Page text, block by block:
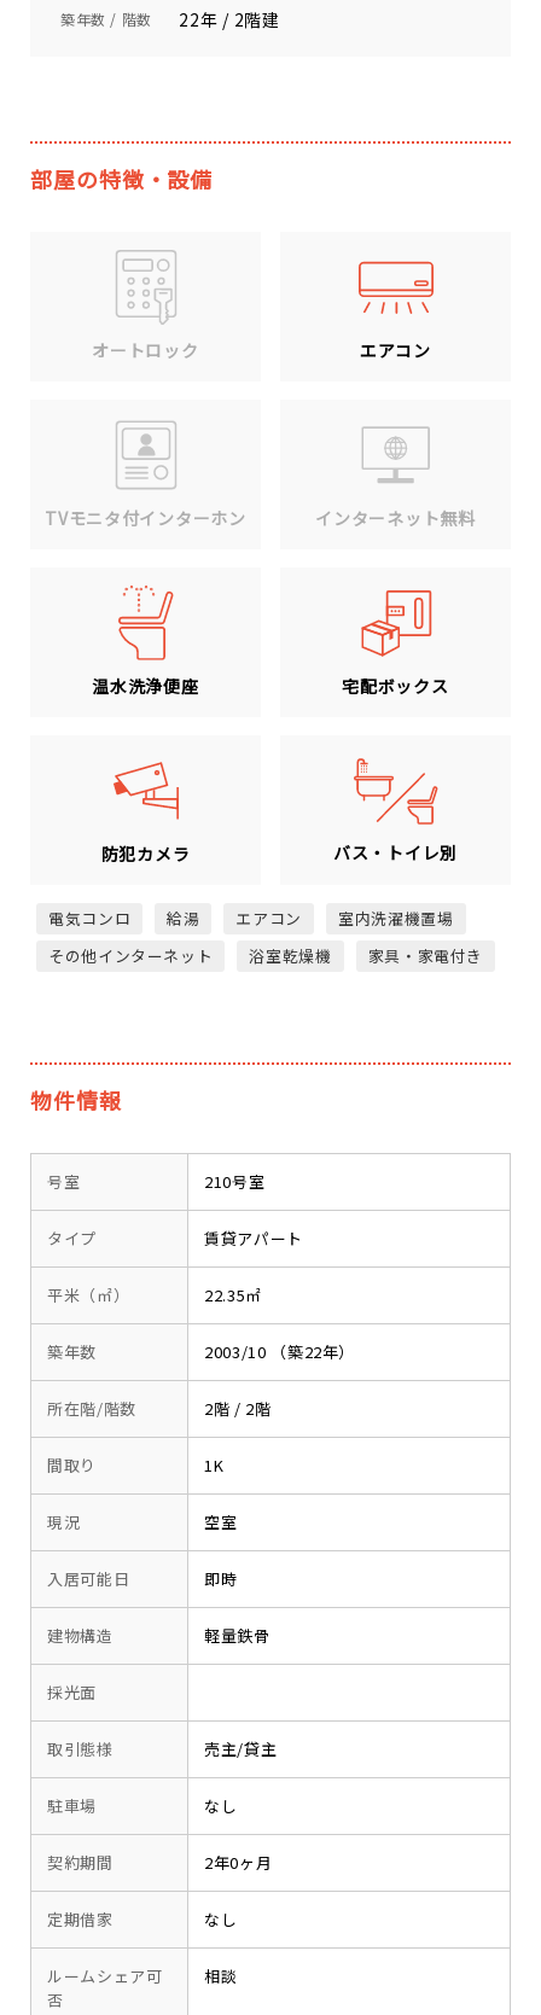
築年数 / 階数 22年 / 2階建
部屋の特徴・設備
オートロック エアコン
TVモニタ付インターホン インターネット無料
温水洗浄便座 宅配ボックス
防犯カメラ バス・トイレ別
電気コンロ 給湯 エアコン
室内洗濯機置場
その他インターネット
浴室乾燥機 家具・家電付き
物件情報
号室 210号室
タイプ 賃貸アパート
平米（㎡） 22.35㎡
築年数 2003/10 （築22年）
所在階/階数 2階 / 2階
間取り 1K
現況 空室
入居可能日 即時
建物構造 軽量鉄骨
採光面
取引態様 売主/貸主
駐車場 なし
契約期間 2年0ヶ月
定期借家 なし
ルームシェア可
否
相談